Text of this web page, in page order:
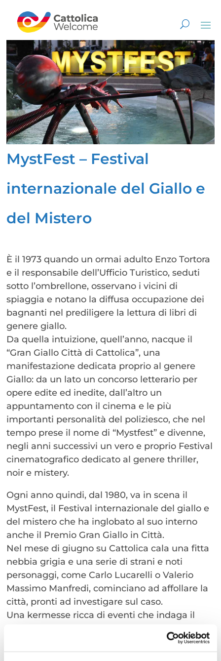
MystFest – Festival
internazionale del Giallo e
del Mistero
È il 1973 quando un ormai adulto Enzo Tortora
e il responsabile dell’Ufficio Turistico, seduti
sotto l’ombrellone, osservano i vicini di
spiaggia e notano la diffusa occupazione dei
bagnanti nel prediligere la lettura di libri di
genere giallo.
Da quella intuizione, quell’anno, nacque il
“Gran Giallo Città di Cattolica”, una
manifestazione dedicata proprio al genere
Giallo: da un lato un concorso letterario per
opere edite ed inedite, dall’altro un
appuntamento con il cinema e le più
importanti personalità del poliziesco, che nel
tempo prese il nome di “Mystfest” e divenne,
negli anni successivi un vero e proprio Festival
cinematografico dedicato al genere thriller,
noir e mistery.
Ogni anno quindi, dal 1980, va in scena il
MystFest, il Festival internazionale del giallo e
del mistero che ha inglobato al suo interno
anche il Premio Gran Giallo in Città.
Nel mese di giugno su Cattolica cala una fitta
nebbia grigia e una serie di strani e noti
personaggi, come Carlo Lucarelli o Valerio
Massimo Manfredi, cominciano ad affollare la
città, pronti ad investigare sul caso.
Una kermesse ricca di eventi che indaga il
cinema e nell’arte e lo fa stupendo ogni anno
con presentazioni letterarie dedicate alle